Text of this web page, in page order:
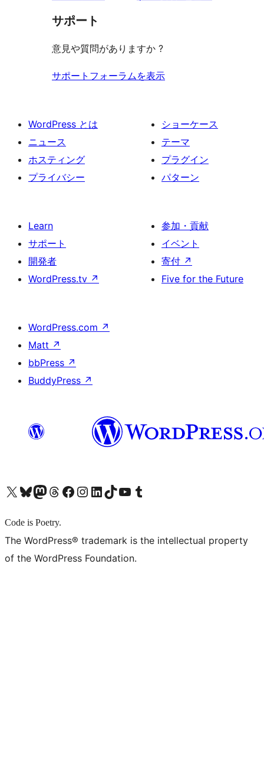
サポート
意見や質問がありますか ?
サポートフォーラムを表示
WordPress とは
ニュース
ホスティング
プライバシー
ショーケース
テーマ
プラグイン
パターン
Learn
サポート
開発者
WordPress.tv ↗
参加・貢献
イベント
寄付 ↗
Five for the Future
WordPress.com ↗
Matt ↗
bbPress ↗
BuddyPress ↗
X (旧 Twitter) アカウントへBluesky アカウントへMastodon アカウントへThreads アカウントへ Facebook ページへInstagram アカウントへ LinkedIn アカウントへTikTok アカウントへYouTube チャンネルへ Tumblr アカウントへ
Code is Poetry.
The WordPress® trademark is the intellectual property
of the WordPress Foundation.